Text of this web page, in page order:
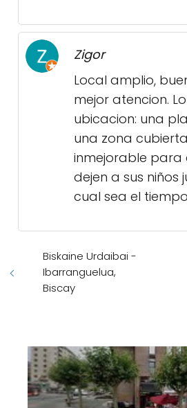
Zigor
Local amplio,
mejor atencion.
ubicacion: una
una zona
inmejorable para
dejen a sus niños
cual sea el tiempo
Biskaine Urdaibai -
Ibarranguelua,
Biscay